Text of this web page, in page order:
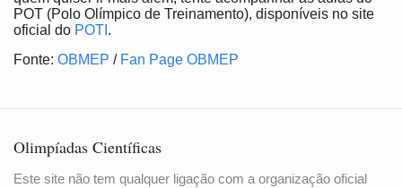
POT (Polo Olímpico de Treinamento), disponíveis no site
oficial do POTI .
Fonte: OBMEP / Fan Page OBMEP
Olimpíadas Científicas
Este site não tem qualquer ligação com a organização oficial